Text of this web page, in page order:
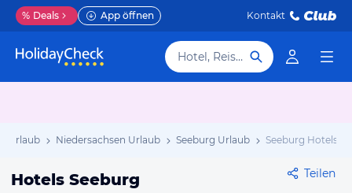
% Deals App öffnen Kontakt
Hotel, Reiseziel
Urlaub Niedersachsen Urlaub Seeburg Urlaub Seeburg Hotels
Hotels Seeburg Teilen